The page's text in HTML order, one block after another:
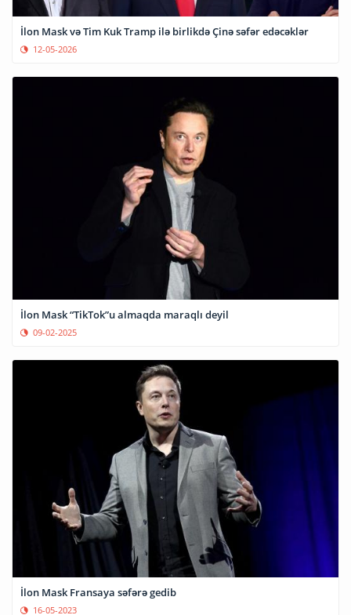
İlon Mask və Tim Kuk Tramp ilə birlikdə Çinə səfər edəcəklər
12-05-2026
İlon Mask “TikTok”u almaqda maraqlı deyil
09-02-2025
İlon Mask Fransaya səfərə gedib
16-05-2023